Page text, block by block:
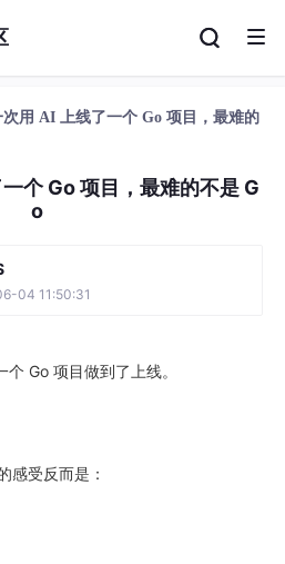
次用 AI 上线了一个 Go 项目，最难的
个 Go 项目，最难的不是 G
o
04 11:50:31
个 Go 项目做到了上线。
感受反而是：